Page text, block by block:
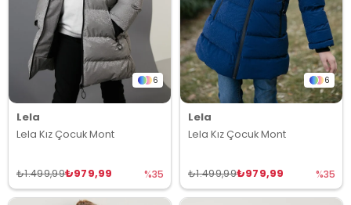
6
Lela
Lela Kız Çocuk Mont
₺979,99
₺1.499,99 %35
6
Lela
Lela Kız Çocuk Mont
₺979,99
₺1.499,99 %35